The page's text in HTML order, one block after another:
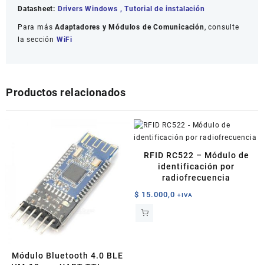
Datasheet: Drivers Windows ,Tutorial de instalación
Para másAdaptadores y Módulos de Comunicación, consulte
la sección WiFi
Productos relacionados
Módulo Bluetooth 4.0 BLE
RFID RC522 – Módulo de
identificación por
radiofrecuencia
$ 15.000,0 +IVA